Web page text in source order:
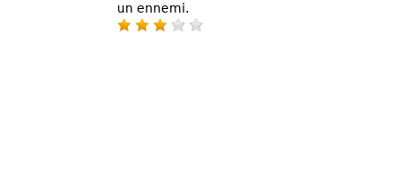
un ennemi.